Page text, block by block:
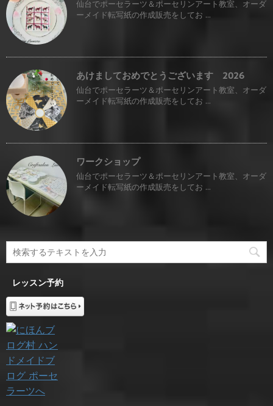
仙台でポーセラーツ＆ポーセリンアート教室、オーダ
ーメイド転写紙の作成販売をしてお ...
あけましておめでとうございます 2026
仙台でポーセラーツ＆ポーセリンアート教室、オーダ
ーメイド転写紙の作成販売をしてお ...
ワークショップ
仙台でポーセラーツ＆ポーセリンアート教室、オーダ
ーメイド転写紙の作成販売をしてお ...
レッスン予約